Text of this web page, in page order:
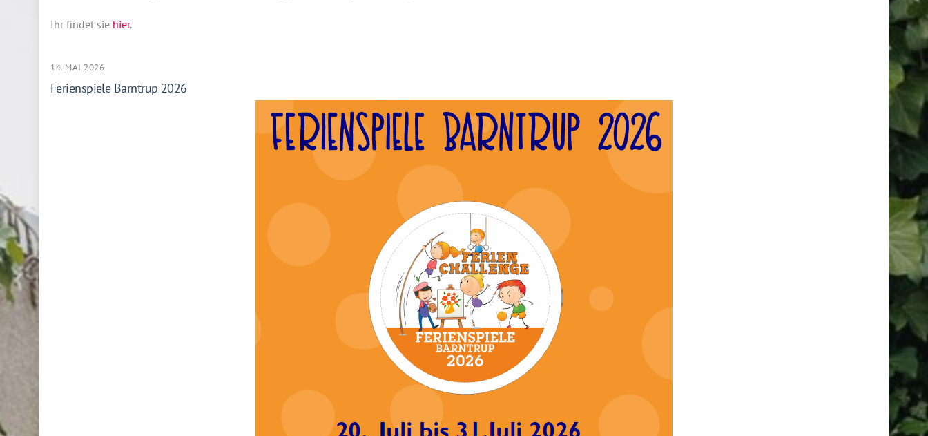
Ihr findet sie hier.
14. MAI 2026
Ferienspiele Barntrup 2026